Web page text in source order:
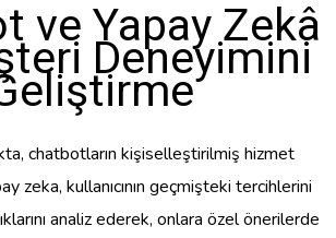
ve Yapay Zekâ
Deneyimini
chatbotların kişiselleştirilmiş hizmet
zeka, kullanıcının geçmişteki tercihlerini
analiz ederek, onlara özel önerilerde